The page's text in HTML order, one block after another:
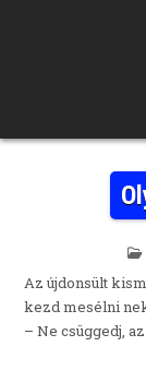
Az újdonsült
kezd mesélni
– Ne csüggedj,